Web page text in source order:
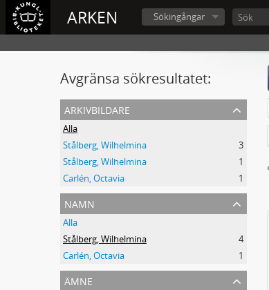
ARKEN Sökingångar
Avgränsa sökresultatet:
arkivbildare
Alla
Stålberg, Wilhelmina
3
Stålberg, Wilhelmina
1
Carlén, Octavia
1
namn
Alla
Stålberg, Wilhelmina
4
Carlén, Octavia
1
ämne